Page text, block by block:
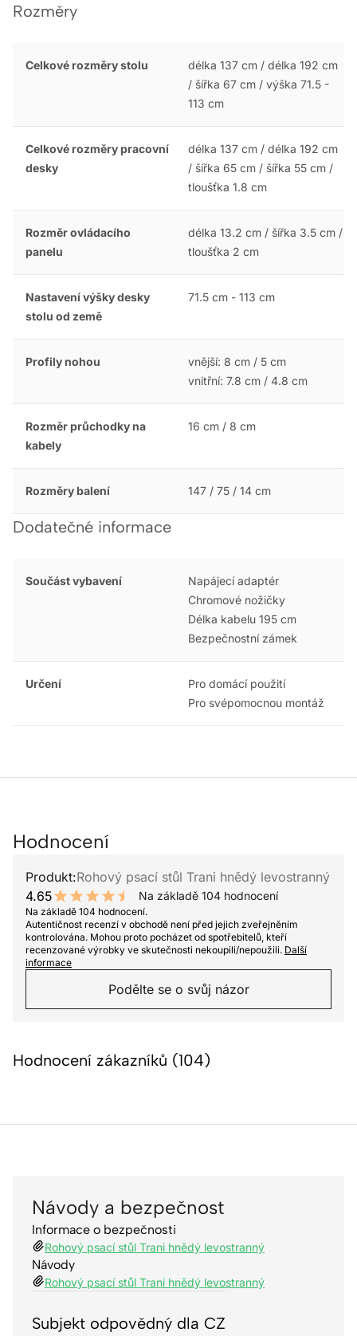
Rozměry
Celkové rozměry stolu
délka 137 cm / délka 192 cm
/ šířka 67 cm / výška 71.5 -
113 cm
Celkové rozměry pracovní
desky
délka 137 cm / délka 192 cm
/ šířka 65 cm / šířka 55 cm /
tloušťka 1.8 cm
Rozměr ovládacího
panelu
délka 13.2 cm / šířka 3.5 cm /
tloušťka 2 cm
Nastavení výšky desky
stolu od země
71.5 cm - 113 cm
Profily nohou
vnější: 8 cm / 5 cm
vnitřní: 7.8 cm / 4.8 cm
Rozměr průchodky na
kabely
16 cm / 8 cm
Rozměry balení 147 / 75 / 14 cm
Dodatečné informace
Součást vybavení
Napájecí adaptér
Chromové nožičky
Délka kabelu 195 cm
Bezpečnostní zámek
Určení
Pro domácí použití
Pro svépomocnou montáž
Hodnocení
Produkt:Rohový psací stůl Trani hnědý levostranný
4.65
9.3 out of 10 stars
Na základě 104 hodnocení
Na základě 104 hodnocení.
Autentičnost recenzí v obchodě není před jejich zveřejněním
kontrolována. Mohou proto pocházet od spotřebitelů, kteří
recenzované výrobky ve skutečnosti nekoupili/nepoužili. Další
informace
Podělte se o svůj názor
Hodnocení zákazníků (104)
Návody a bezpečnost
Informace o bezpečnosti
Rohový psací stůl Trani hnědý levostranný
Návody
Rohový psací stůl Trani hnědý levostranný
Subjekt odpovědný dla CZ